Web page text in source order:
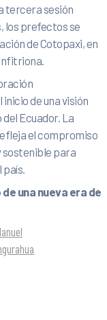
tercera sesión
los prefectos se
de Cotopaxi, en
de una visión
Ecuador. La
el compromiso
sostenible para
país.
una nueva era de